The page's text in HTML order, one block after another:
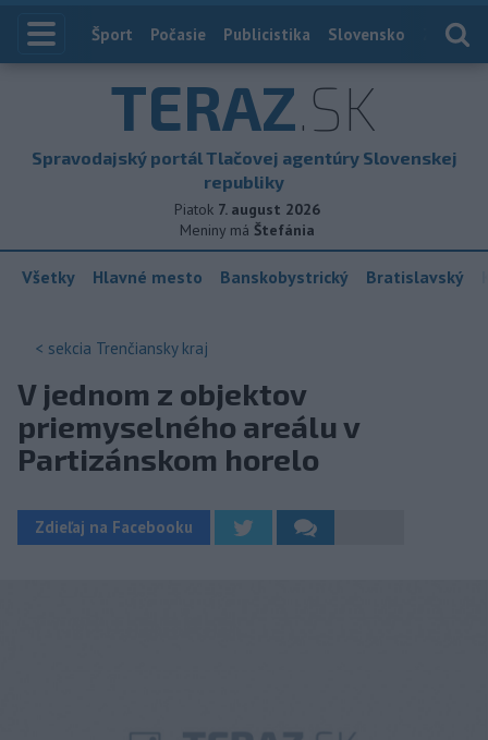
Index
Šport Počasie Publicistika Slovensko
TERAZ.SK
Spravodajský portál Tlačovej agentúry Slovenskej
republiky
Piatok 7. august 2026
Meniny má Štefánia
Všetky Hlavné mesto Banskobystrický Bratislavský
< sekcia Trenčiansky kraj
V jednom z objektov
priemyselného areálu v
Partizánskom horelo
Zdieľaj na Facebooku